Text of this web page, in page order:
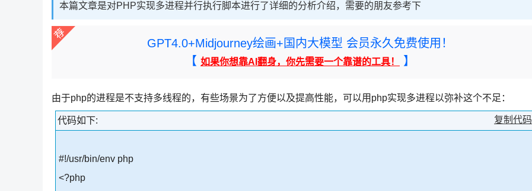
本篇文章是对PHP实现多进程并行执行脚本进行了详细的分析介绍，需要的朋友参考下
GPT4.0+Midjourney绘画+国内大模型 会员永久免费使用！
【 如果你想靠AI翻身，你先需要一个靠谱的工具！ 】
由于php的进程是不支持多线程的，有些场景为了方便以及提高性能，可以用php实现多进程以弥补这个不足：
复制代码
代码如下:
#!/usr/bin/env php
<?php